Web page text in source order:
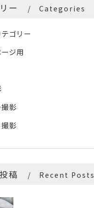
ー Categories
ゴリー
ジ用
影
影
稿 Recent Posts